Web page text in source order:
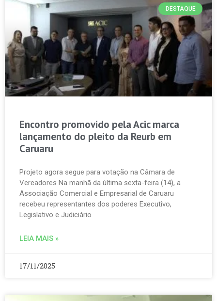
DESTAQUE
Encontro promovido pela Acic marca
lançamento do pleito da Reurb em
Caruaru
Projeto agora segue para votação na Câmara de
Vereadores Na manhã da última sexta-feira (14), a
Associação Comercial e Empresarial de Caruaru
recebeu representantes dos poderes Executivo,
Legislativo e Judiciário
LEIA MAIS »
17/11/2025